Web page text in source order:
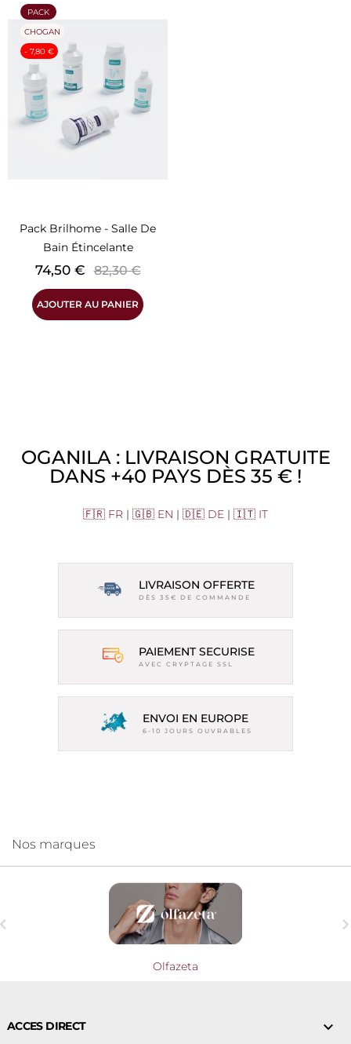
Pack Brilhome - Salle De
Bain Étincelante
Prix
74,50 € Prix
de
base
82,30 €
AJOUTER AU PANIER
PACK
CHOGAN
- 7,80 €
OGANILA : LIVRAISON GRATUITE
DANS +40 PAYS DÈS 35 € !
🇫🇷 FR | 🇬🇧 EN | 🇩🇪 DE | 🇮🇹 IT
LIVRAISON OFFERTE
DÈS 35€ DE COMMANDE
PAIEMENT SECURISE
AVEC CRYPTAGE SSL
ENVOI EN EUROPE
6-10 JOURS OUVRABLES
Nos marques
Olfazeta
ACCES DIRECT 